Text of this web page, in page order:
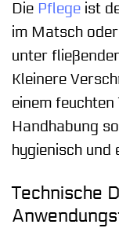
Die Pflege ist
im Matsch
unter
Kleinere
einem
Handhabung
hygienisch und
Technische